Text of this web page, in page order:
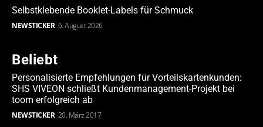
Selbstklebende Booklet-Labels für Schmuck
NEWSTICKER 6. August 2026
Beliebt
Personalisierte Empfehlungen für Vorteilskartenkunden:
SHS VIVEON schließt Kundenmanagement-Projekt bei
toom erfolgreich ab
NEWSTICKER 20. März 2017